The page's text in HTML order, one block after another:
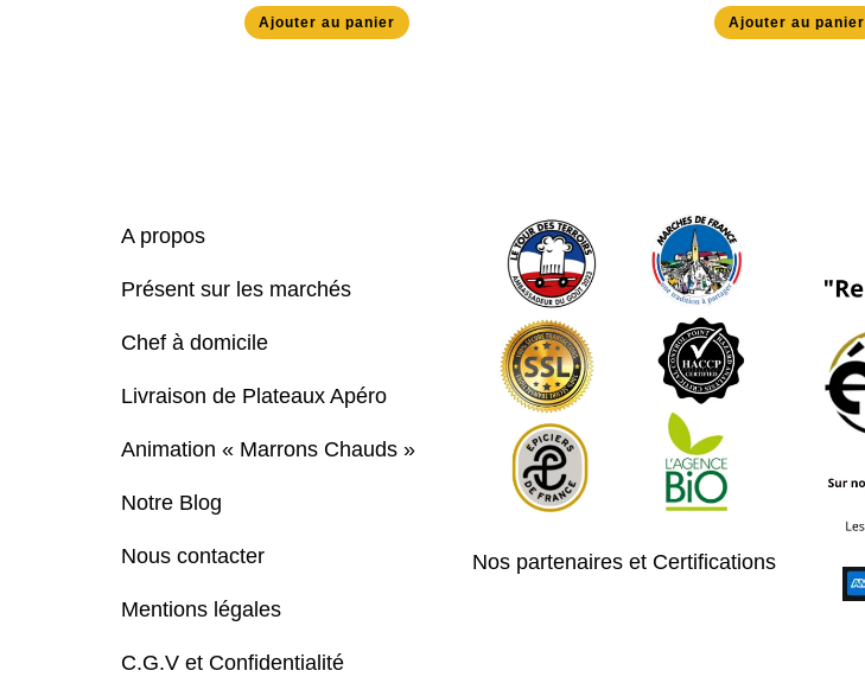
Ajouter au panier Ajouter au panier
A propos
Présent sur les marchés
Chef à domicile
Livraison de Plateaux Apéro
Animation « Marrons Chauds »
Notre Blog
Nous contacter
Mentions légales
C.G.V et Confidentialité
Nos partenaires et Certifications